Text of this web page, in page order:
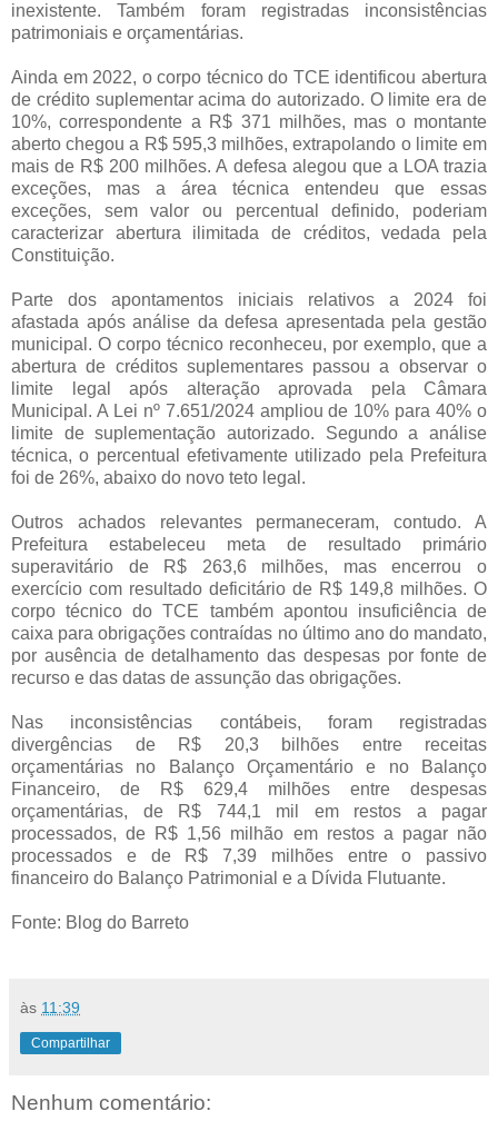
inexistente. Também foram registradas inconsistências
patrimoniais e orçamentárias.
Ainda em 2022, o corpo técnico do TCE identificou abertura
de crédito suplementar acima do autorizado. O limite era de
10%, correspondente a R$ 371 milhões, mas o montante
aberto chegou a R$ 595,3 milhões, extrapolando o limite em
mais de R$ 200 milhões. A defesa alegou que a LOA trazia
exceções, mas a área técnica entendeu que essas
exceções, sem valor ou percentual definido, poderiam
caracterizar abertura ilimitada de créditos, vedada pela
Constituição.
Parte dos apontamentos iniciais relativos a 2024 foi
afastada após análise da defesa apresentada pela gestão
municipal. O corpo técnico reconheceu, por exemplo, que a
abertura de créditos suplementares passou a observar o
limite legal após alteração aprovada pela Câmara
Municipal. A Lei nº 7.651/2024 ampliou de 10% para 40% o
limite de suplementação autorizado. Segundo a análise
técnica, o percentual efetivamente utilizado pela Prefeitura
foi de 26%, abaixo do novo teto legal.
Outros achados relevantes permaneceram, contudo. A
Prefeitura estabeleceu meta de resultado primário
superavitário de R$ 263,6 milhões, mas encerrou o
exercício com resultado deficitário de R$ 149,8 milhões. O
corpo técnico do TCE também apontou insuficiência de
caixa para obrigações contraídas no último ano do mandato,
por ausência de detalhamento das despesas por fonte de
recurso e das datas de assunção das obrigações.
Nas inconsistências contábeis, foram registradas
divergências de R$ 20,3 bilhões entre receitas
orçamentárias no Balanço Orçamentário e no Balanço
Financeiro, de R$ 629,4 milhões entre despesas
orçamentárias, de R$ 744,1 mil em restos a pagar
processados, de R$ 1,56 milhão em restos a pagar não
processados e de R$ 7,39 milhões entre o passivo
financeiro do Balanço Patrimonial e a Dívida Flutuante.
Fonte: Blog do Barreto
às 11:39
Compartilhar
Nenhum comentário: